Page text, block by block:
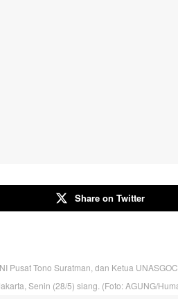
Share on Twitter
Pusat Tono Suratman, dan Ketua
Senin (28/5) siang. (Foto: AGUNG/